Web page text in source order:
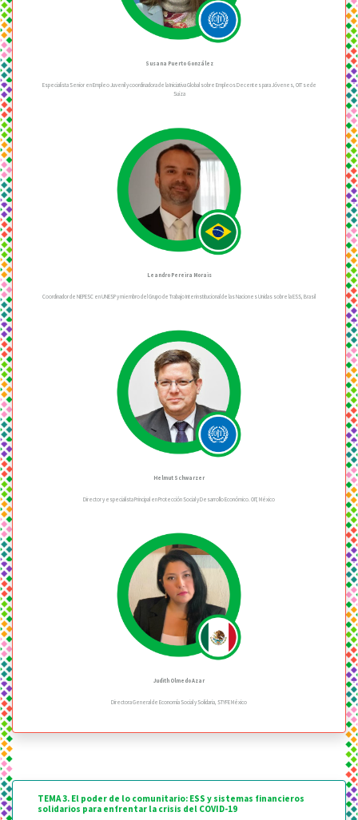
Susana Puerto González
Especialista Senior en Empleo Juvenil y coordinadora de la Iniciativa Global sobre Empleos Decentes para Jóvenes, OIT sede
Suiza
Leandro Pereira Morais
Coordinador de NEPESC en UNESP y miembro del Grupo de Trabajo Interinstitucional de las Naciones Unidas sobre la ESS, Brasil
Helmut Schwarzer
Director y especialista Principal en Protección Social y Desarrollo Económico. OIT, México
Judith Olmedo Azar
Directora General de Economía Social y Solidaria, STYFE México
TEMA 3. El poder de lo comunitario: ESS y sistemas financieros
solidarios para enfrentar la crisis del COVID-19